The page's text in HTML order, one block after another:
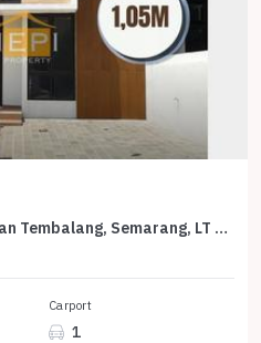
Rumah Siap Pakai di Kawasan Tembalang, Semarang, LT 105m²
Carport
1